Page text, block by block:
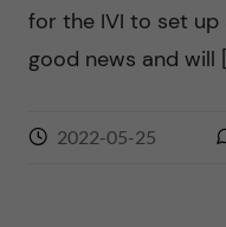
for the IVI to set up
good news and will
2022-05-25